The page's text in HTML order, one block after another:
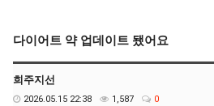
다이어트 약 업데이트 됐어요
희주지선
2026.05.15 22:38 1,587 0